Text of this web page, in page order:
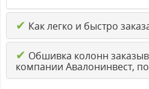
✔ Как легко и быстро
✔ Обшивка колонн
компании Авалонинвест,